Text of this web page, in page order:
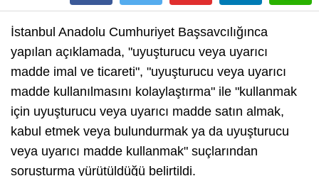
İstanbul Anadolu Cumhuriyet Başsavcılığınca
yapılan açıklamada, "uyuşturucu veya uyarıcı
madde imal ve ticareti", "uyuşturucu veya uyarıcı
madde kullanılmasını kolaylaştırma" ile "kullanmak
için uyuşturucu veya uyarıcı madde satın almak,
kabul etmek veya bulundurmak ya da uyuşturucu
veya uyarıcı madde kullanmak" suçlarından
soruşturma yürütüldüğü belirtildi.